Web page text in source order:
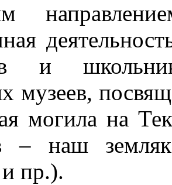
и
музеев,
могила на
– наш
пр.).